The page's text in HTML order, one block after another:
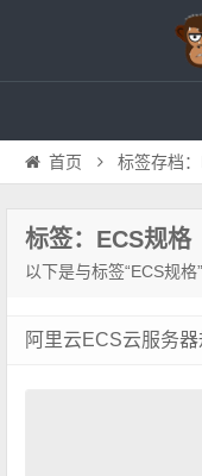
首页 标签存档
标签：ECS规格
以下是与标签“ECS规
阿里云ECS云服务